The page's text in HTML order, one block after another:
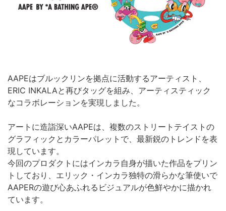
AAPEはブルックリンを拠点に活動するアーティスト、
ERIC INKALAと再びタッグを組み、アーティスティック
なコラボレーションを実現しました。
アートに造詣深いAAPEは、複数のストリートテイストの
グラフィックとカラーパレットで、最新鋭のトレンドを表
現しています。
今回のプロダクトにはインカラ自身が描いた作品をプリン
トしており、エリック・インカラ独特の滑らかな筆使いで
AAPERの遊び心あふれるビジュアルが色鮮やかに描かれ
ています。